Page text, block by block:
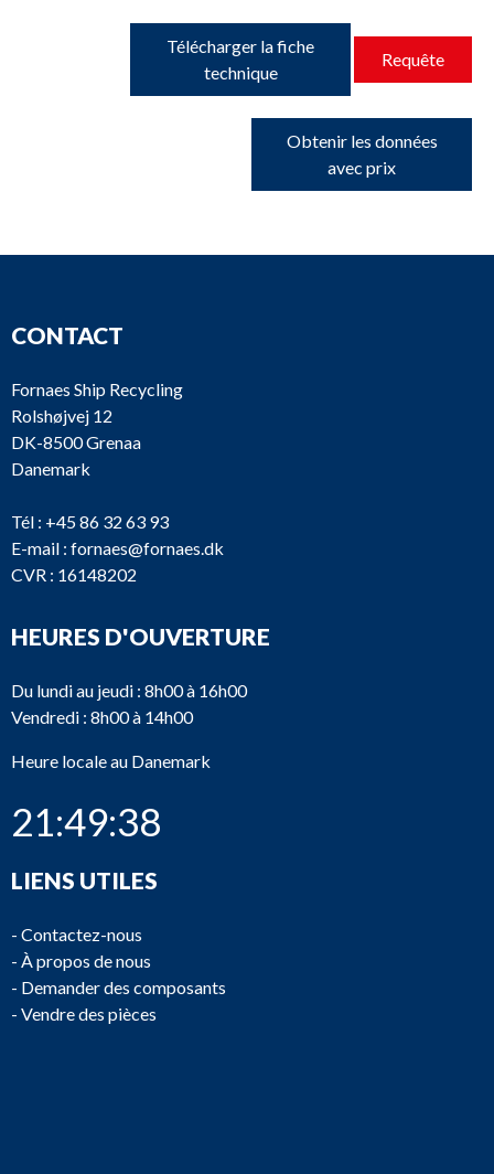
Télécharger la fiche
technique
Requête
Obtenir les données
avec prix
CONTACT
Fornaes Ship Recycling
Rolshøjvej 12
DK-8500 Grenaa
Danemark
Tél : +45 86 32 63 93
E-mail : fornaes@fornaes.dk
CVR : 16148202
HEURES D'OUVERTURE
Du lundi au jeudi : 8h00 à 16h00
Vendredi : 8h00 à 14h00
Heure locale au Danemark
21:49:38
LIENS UTILES
- Contactez-nous
- À propos de nous
- Demander des composants
- Vendre des pièces